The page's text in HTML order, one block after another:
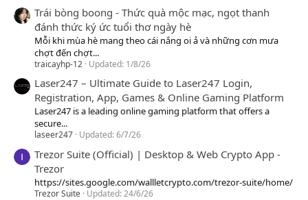
Trái bòng boong - Thức quà mộc mạc, ngọt thanh
đánh thức ký ức tuổi thơ ngày hè
Mỗi khi mùa hè mang theo cái nắng oi ả và những cơn mưa
chợt đến chợt...
traicayhp-12 Updated: 1/8/26
Laser247 – Ultimate Guide to Laser247 Login,
Registration, App, Games & Online Gaming Platform
Laser247 is a leading online gaming platform that offers a
secure...
laseer247 Updated:6/7/26
Trezor Suite (Official) | Desktop & Web Crypto App -
Trezor
https://sites.google.com/wallletcrypto.com/trezor-suite/home/
Trezor Suite Updated:24/6/26